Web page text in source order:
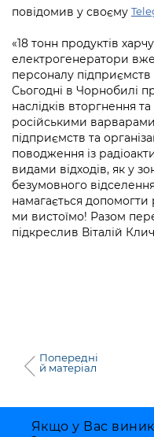
Підприємства,
Kyiv International
Річні звіти
Гендерна політика
Безбар'єрність
Київська міська
Портал Захисників
Безбар'єрність
Портал послуг
Міський
Важливе під час
Уряд» – місцевий
Важливе під час
Про відкриті дані
Портал даних
Публічні дашборди
повідомив у своєму
«18 тонн продуктів
електрогенератори
персоналу підприємств
Сьогодні в Чорнобилі
наслідків вторгнення
російськими
підприємств та
поводження із
видами відходів, як у
безумовного
намагається допомогти
ми вистоїмо! Разом
підкреслив Віталій
Попередні
й матеріал
Якщо у Вас